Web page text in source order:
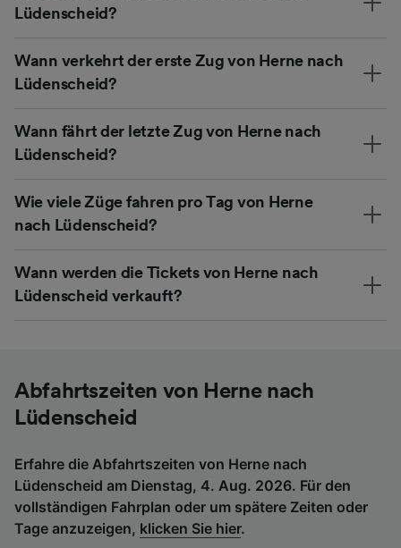
Lüdenscheid?
Wann verkehrt der erste Zug von Herne nach
Lüdenscheid?
Wann fährt der letzte Zug von Herne nach
Lüdenscheid?
Wie viele Züge fahren pro Tag von Herne
nach Lüdenscheid?
Wann werden die Tickets von Herne nach
Lüdenscheid verkauft?
Abfahrtszeiten von Herne nach
Lüdenscheid
Erfahre die Abfahrtszeiten von Herne nach
Lüdenscheid am Dienstag, 4. Aug. 2026. Für den
vollständigen Fahrplan oder um spätere Zeiten oder
Tage anzuzeigen, klicken Sie hier.